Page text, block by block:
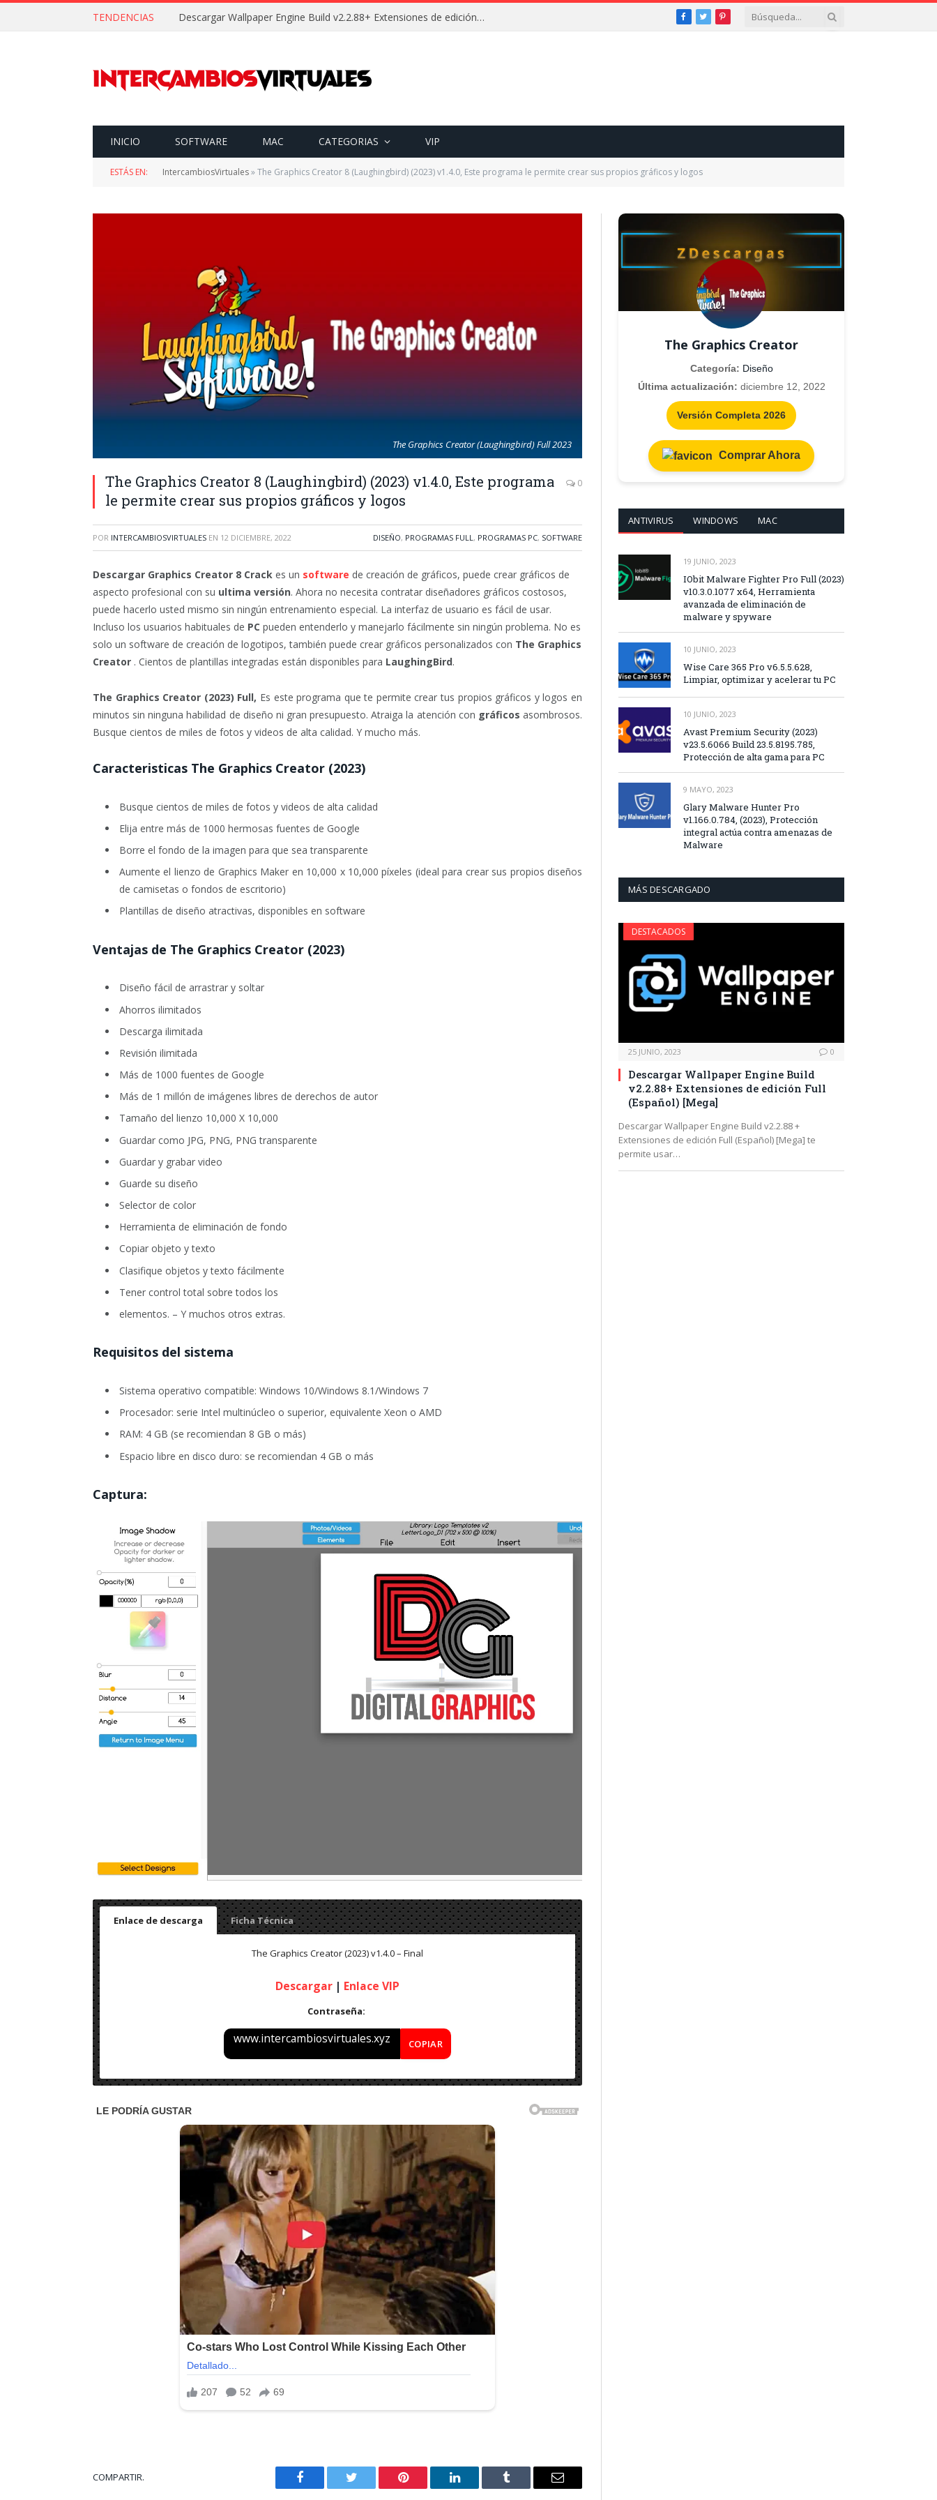
TENDENCIAS Descargar Wallpaper Engine Build v2.2.88+ Extensiones de edición Full (Español) [Mega] Facebook
TwitterPinterest
INICIO SOFTWARE MAC CATEGORIAS VIP
ESTÁS EN: IntercambiosVirtuales»The Graphics Creator 8 (Laughingbird) (2023) v1.4.0, Este programa le permite crear sus propios gráficos y logos
The Graphics Creator (Laughingbird) Full 2023
The Graphics Creator 8 (Laughingbird) (2023) v1.4.0, Este programa
le permite crear sus propios gráficos y logos
0
POR INTERCAMBIOSVIRTUALES EN 12 DICIEMBRE, 2022 DISEÑO, PROGRAMAS FULL, PROGRAMAS PC, SOFTWARE
Descargar Graphics Creator 8 Crack es un software de creación de gráficos, puede crear gráficos de
aspecto profesional con su ultima versión. Ahora no necesita contratar diseñadores gráficos costosos,
puede hacerlo usted mismo sin ningún entrenamiento especial. La interfaz de usuario es fácil de usar.
Incluso los usuarios habituales de PC pueden entenderlo y manejarlo fácilmente sin ningún problema. No es
solo un software de creación de logotipos, también puede crear gráficos personalizados con The Graphics
Creator . Cientos de plantillas integradas están disponibles para LaughingBird.
The Graphics Creator (2023) Full, Es este programa que te permite crear tus propios gráficos y logos en
minutos sin ninguna habilidad de diseño ni gran presupuesto. Atraiga la atención con gráficos asombrosos.
Busque cientos de miles de fotos y videos de alta calidad. Y mucho más.
Caracteristicas The Graphics Creator (2023)
Busque cientos de miles de fotos y videos de alta calidad
Elija entre más de 1000 hermosas fuentes de Google
Borre el fondo de la imagen para que sea transparente
Aumente el lienzo de Graphics Maker en 10,000 x 10,000 píxeles (ideal para crear sus propios diseños
de camisetas o fondos de escritorio)
Plantillas de diseño atractivas, disponibles en software
Ventajas de The Graphics Creator (2023)
Diseño fácil de arrastrar y soltar
Ahorros ilimitados
Descarga ilimitada
Revisión ilimitada
Más de 1000 fuentes de Google
Más de 1 millón de imágenes libres de derechos de autor
Tamaño del lienzo 10,000 X 10,000
Guardar como JPG, PNG, PNG transparente
Guardar y grabar video
Guarde su diseño
Selector de color
Herramienta de eliminación de fondo
Copiar objeto y texto
Clasifique objetos y texto fácilmente
Tener control total sobre todos los
elementos. – Y muchos otros extras.
Requisitos del sistema
Sistema operativo compatible: Windows 10/Windows 8.1/Windows 7
Procesador: serie Intel multinúcleo o superior, equivalente Xeon o AMD
RAM: 4 GB (se recomiendan 8 GB o más)
Espacio libre en disco duro: se recomiendan 4 GB o más
Captura:
Enlace de descarga Ficha Técnica
The Graphics Creator (2023) v1.4.0 – Final
Descargar | Enlace VIP
Contraseña:
www.intercambiosvirtuales.xyz COPIAR
Nombre: The Graphics Creator (2023) v1.4.0 – Final
Sistema Operativo:Windows
COMPARTIR.
Facebook Twitter Pinterest LinkedIn Tumblr Correo
The Graphics Creator
Categoría: Diseño
Última actualización: diciembre 12, 2022
Versión Completa 2026
Comprar Ahora
ANTIVIRUS WINDOWS MAC
19 JUNIO, 2023
IObit Malware Fighter Pro Full (2023)
v10.3.0.1077 x64, Herramienta
avanzada de eliminación de
malware y spyware
10 JUNIO, 2023
Wise Care 365 Pro v6.5.5.628,
Limpiar, optimizar y acelerar tu PC
10 JUNIO, 2023
Avast Premium Security (2023)
v23.5.6066 Build 23.5.8195.785,
Protección de alta gama para PC
9 MAYO, 2023
Glary Malware Hunter Pro
v1.166.0.784, (2023), Protección
integral actúa contra amenazas de
Malware
MÁS DESCARGADO
DESTACADOS
25 JUNIO, 2023 0
Descargar Wallpaper Engine Build
v2.2.88+ Extensiones de edición Full
(Español) [Mega]
Descargar Wallpaper Engine Build v2.2.88 +
Extensiones de edición Full (Español) [Mega] te
permite usar…